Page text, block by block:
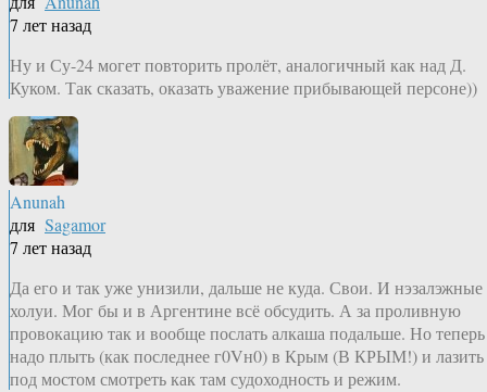
7 лет назад
Ну и Су-24 могет повторить пролёт, аналогичный как над Д.
Куком. Так сказать, оказать уважение прибывающей персоне))
Anunah
для Sagamor
7 лет назад
Да его и так уже унизили, дальше не куда. Свои. И нэзалэжные
холуи. Мог бы и в Аргентине всё обсудить. А за проливную
провокацию так и вообще послать алкаша подальше. Но теперь
надо плыть (как последнее г0Vн0) в Крым (В КРЫМ!) и лазить
под мостом смотреть как там судоходность и режим.